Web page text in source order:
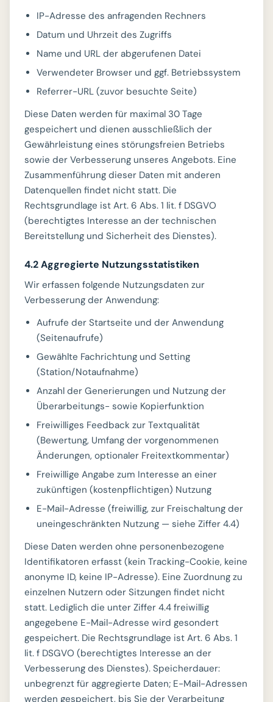
IP-Adresse des anfragenden Rechners
Datum und Uhrzeit des Zugriffs
Name und URL der abgerufenen Datei
Verwendeter Browser und ggf. Betriebssystem
Referrer-URL (zuvor besuchte Seite)
Diese Daten werden für maximal 30 Tage
gespeichert und dienen ausschließlich der
Gewährleistung eines störungsfreien Betriebs
sowie der Verbesserung unseres Angebots. Eine
Zusammenführung dieser Daten mit anderen
Datenquellen findet nicht statt. Die
Rechtsgrundlage ist Art. 6 Abs. 1 lit. f DSGVO
(berechtigtes Interesse an der technischen
Bereitstellung und Sicherheit des Dienstes).
4.2 Aggregierte Nutzungsstatistiken
Wir erfassen folgende Nutzungsdaten zur
Verbesserung der Anwendung:
Aufrufe der Startseite und der Anwendung
(Seitenaufrufe)
Gewählte Fachrichtung und Setting
(Station/Notaufnahme)
Anzahl der Generierungen und Nutzung der
Überarbeitungs- sowie Kopierfunktion
Freiwilliges Feedback zur Textqualität
(Bewertung, Umfang der vorgenommenen
Änderungen, optionaler Freitextkommentar)
Freiwillige Angabe zum Interesse an einer
zukünftigen (kostenpflichtigen) Nutzung
E-Mail-Adresse (freiwillig, zur Freischaltung der
uneingeschränkten Nutzung — siehe Ziffer 4.4)
Diese Daten werden ohne personenbezogene
Identifikatoren erfasst (kein Tracking-Cookie, keine
anonyme ID, keine IP-Adresse). Eine Zuordnung zu
einzelnen Nutzern oder Sitzungen findet nicht
statt. Lediglich die unter Ziffer 4.4 freiwillig
angegebene E-Mail-Adresse wird gesondert
gespeichert. Die Rechtsgrundlage ist Art. 6 Abs. 1
lit. f DSGVO (berechtigtes Interesse an der
Verbesserung des Dienstes). Speicherdauer:
unbegrenzt für aggregierte Daten; E-Mail-Adressen
werden gespeichert, bis Sie der Verarbeitung